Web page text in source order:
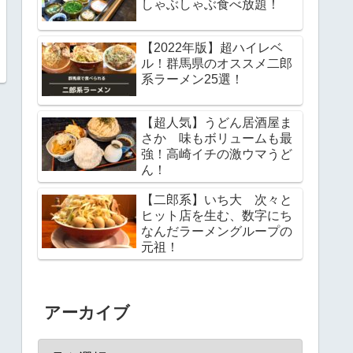
しゃぶしゃぶ食べ放題！
【2022年版】超ハイレベ
ル！群馬県のオススメ二郎
系ラーメン25選！
【超人気】うどん居酒屋ま
さか 味もボリュームも最
強！高崎イチの激ウマうど
ん！
【二郎系】いち大 次々と
ヒット店を生む、数字にち
なんだラーメングループの
元祖！
アーカイブ